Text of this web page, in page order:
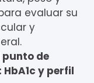
evaluar su
y
punto de
y perfil